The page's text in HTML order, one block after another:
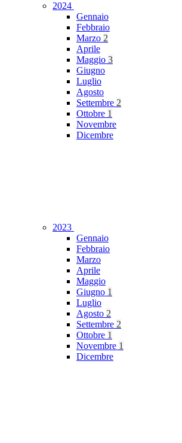
2024
Gennaio
Febbraio
Marzo 2
Aprile
Maggio 3
Giugno
Luglio
Agosto
Settembre 2
Ottobre 1
Novembre
Dicembre
2023
Gennaio
Febbraio
Marzo
Aprile
Maggio
Giugno 1
Luglio
Agosto 2
Settembre 2
Ottobre 1
Novembre 1
Dicembre